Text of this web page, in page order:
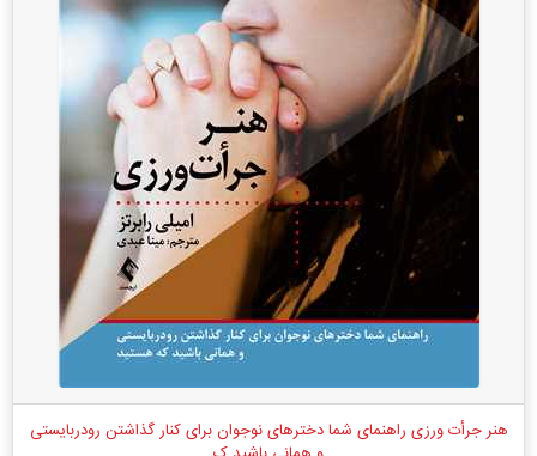
هنر جرأت‌ ورزی راهنمای شما دخترهای نوجوان برای کنار گذاشتن رودربایستی